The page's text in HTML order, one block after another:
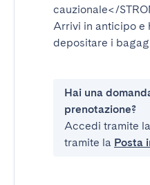
cauzionale</
Arrivi in anticipo e
depositare i
Hai una
prenotazione?
Accedi tramite
tramite la Posta